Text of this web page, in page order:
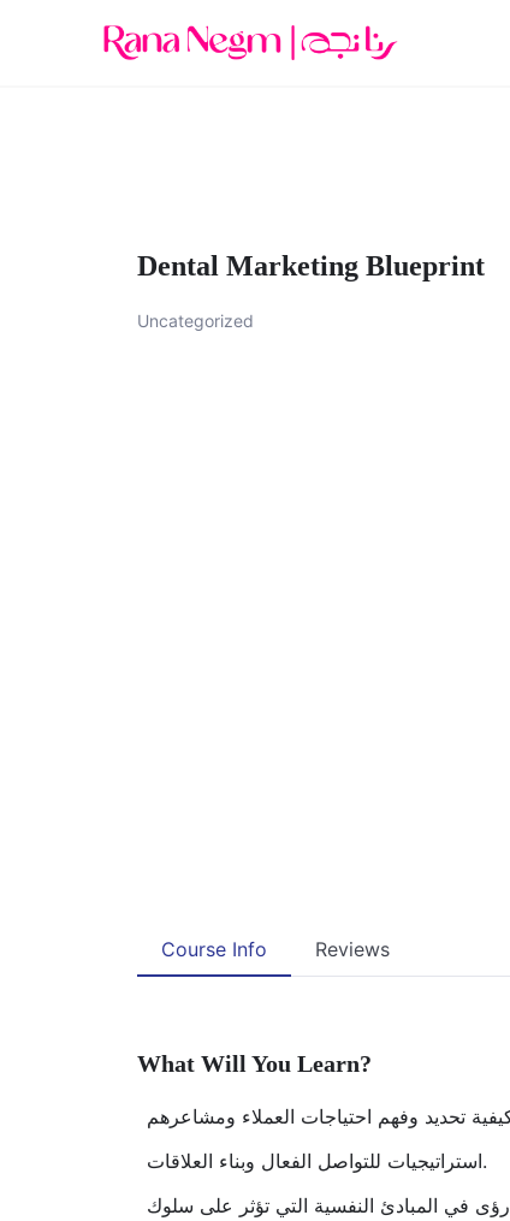
Dental Marketing Blueprint
Uncategorized
Course Info Reviews
What Will You Learn?
استراتيجيات للتواصل الفعال وبناء العلاقات.
رؤى في المبادئ النفسية التي تؤثر على سلوك